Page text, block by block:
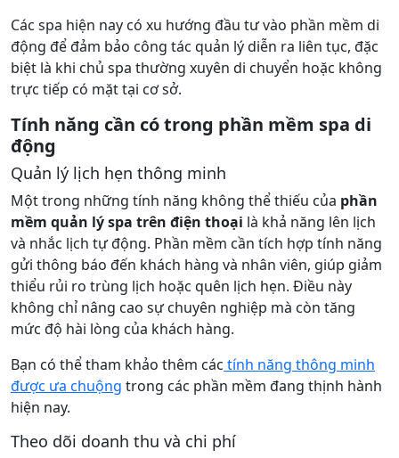
Các spa hiện nay có xu hướng đầu tư vào phần mềm di
động để đảm bảo công tác quản lý diễn ra liên tục, đặc
biệt là khi chủ spa thường xuyên di chuyển hoặc không
trực tiếp có mặt tại cơ sở.
Tính năng cần có trong phần mềm spa di
động
Quản lý lịch hẹn thông minh
Một trong những tính năng không thể thiếu của phần
mềm quản lý spa trên điện thoại là khả năng lên lịch
và nhắc lịch tự động. Phần mềm cần tích hợp tính năng
gửi thông báo đến khách hàng và nhân viên, giúp giảm
thiểu rủi ro trùng lịch hoặc quên lịch hẹn. Điều này
không chỉ nâng cao sự chuyên nghiệp mà còn tăng
mức độ hài lòng của khách hàng.
Bạn có thể tham khảo thêm các tính năng thông minh
được ưa chuộng trong các phần mềm đang thịnh hành
hiện nay.
Theo dõi doanh thu và chi phí